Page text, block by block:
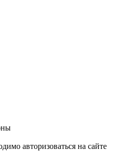
авторизоваться на сайте